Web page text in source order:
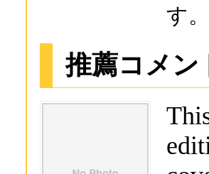
す。
推薦コメン